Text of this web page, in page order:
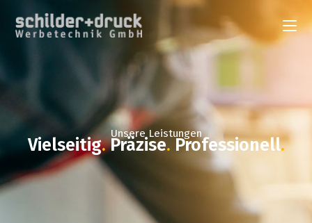
Unsere Leistungen
Vielseitig.Präzise. Professionell.